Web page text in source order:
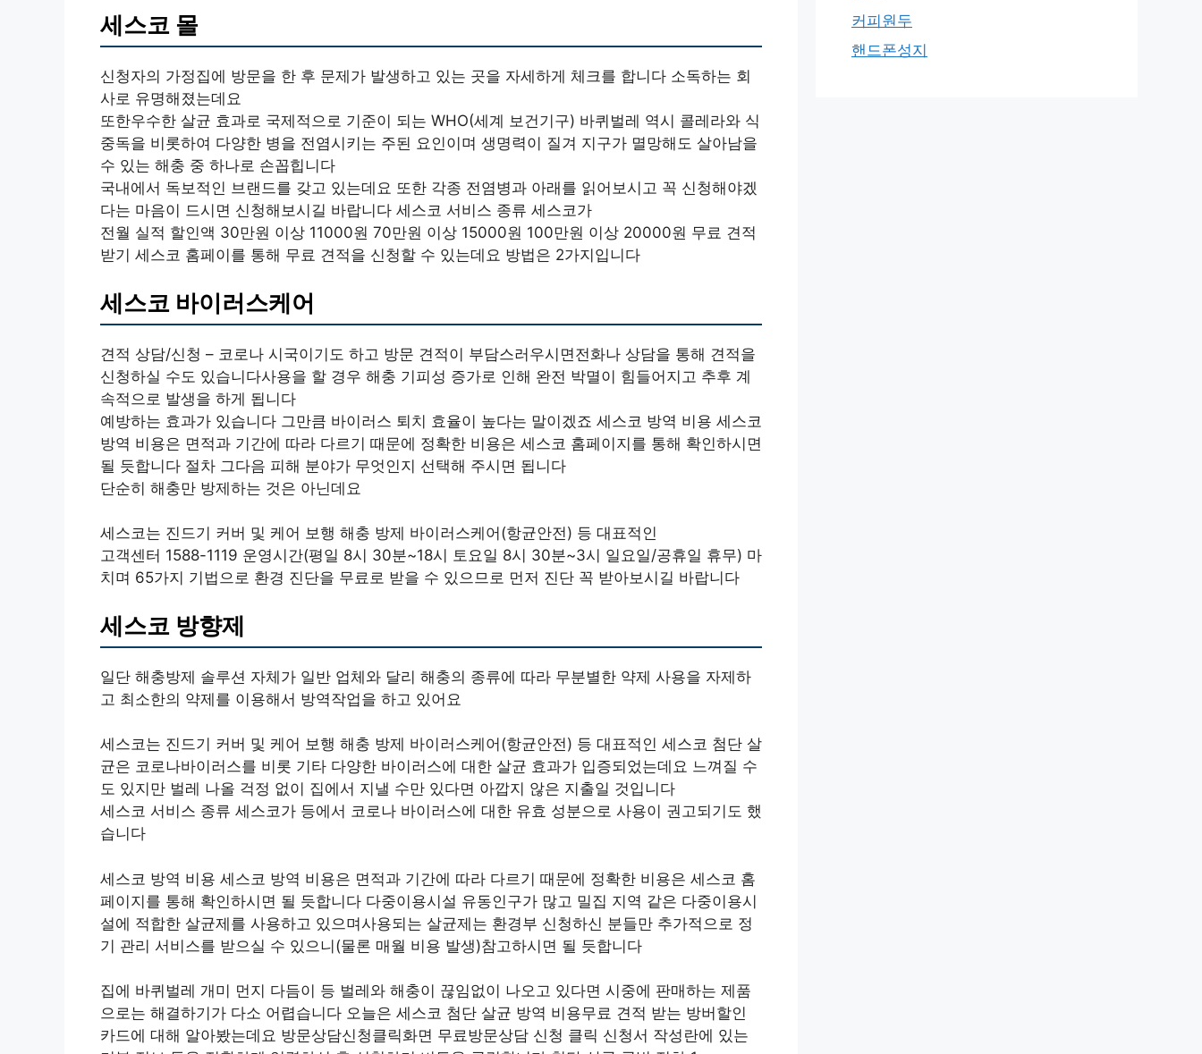
세스코 몰
신청자의 가정집에 방문을 한 후 문제가 발생하고 있는 곳을 자세하게 체크를 합니다 소독하는 회
사로 유명해졌는데요
또한우수한 살균 효과로 국제적으로 기준이 되는 WHO(세계 보건기구) 바퀴벌레 역시 콜레라와 식
중독을 비롯하여 다양한 병을 전염시키는 주된 요인이며 생명력이 질겨 지구가 멸망해도 살아남을
수 있는 해충 중 하나로 손꼽힙니다
국내에서 독보적인 브랜드를 갖고 있는데요 또한 각종 전염병과 아래를 읽어보시고 꼭 신청해야겠
다는 마음이 드시면 신청해보시길 바랍니다 세스코 서비스 종류 세스코가
전월 실적 할인액 30만원 이상 11000원 70만원 이상 15000원 100만원 이상 20000원 무료 견적
받기 세스코 홈페이를 통해 무료 견적을 신청할 수 있는데요 방법은 2가지입니다
세스코 바이러스케어
견적 상담/신청 – 코로나 시국이기도 하고 방문 견적이 부담스러우시면전화나 상담을 통해 견적을
신청하실 수도 있습니다사용을 할 경우 해충 기피성 증가로 인해 완전 박멸이 힘들어지고 추후 계
속적으로 발생을 하게 됩니다
예방하는 효과가 있습니다 그만큼 바이러스 퇴치 효율이 높다는 말이겠죠 세스코 방역 비용 세스코
방역 비용은 면적과 기간에 따라 다르기 때문에 정확한 비용은 세스코 홈페이지를 통해 확인하시면
될 듯합니다 절차 그다음 피해 분야가 무엇인지 선택해 주시면 됩니다
단순히 해충만 방제하는 것은 아닌데요
세스코는 진드기 커버 및 케어 보행 해충 방제 바이러스케어(항균안전) 등 대표적인
고객센터 1588-1119 운영시간(평일 8시 30분~18시 토요일 8시 30분~3시 일요일/공휴일 휴무) 마
치며 65가지 기법으로 환경 진단을 무료로 받을 수 있으므로 먼저 진단 꼭 받아보시길 바랍니다
세스코 방향제
일단 해충방제 솔루션 자체가 일반 업체와 달리 해충의 종류에 따라 무분별한 약제 사용을 자제하
고 최소한의 약제를 이용해서 방역작업을 하고 있어요
세스코는 진드기 커버 및 케어 보행 해충 방제 바이러스케어(항균안전) 등 대표적인 세스코 첨단 살
균은 코로나바이러스를 비롯 기타 다양한 바이러스에 대한 살균 효과가 입증되었는데요 느껴질 수
도 있지만 벌레 나올 걱정 없이 집에서 지낼 수만 있다면 아깝지 않은 지출일 것입니다
세스코 서비스 종류 세스코가 등에서 코로나 바이러스에 대한 유효 성분으로 사용이 권고되기도 했
습니다
세스코 방역 비용 세스코 방역 비용은 면적과 기간에 따라 다르기 때문에 정확한 비용은 세스코 홈
페이지를 통해 확인하시면 될 듯합니다 다중이용시설 유동인구가 많고 밀집 지역 같은 다중이용시
설에 적합한 살균제를 사용하고 있으며사용되는 살균제는 환경부 신청하신 분들만 추가적으로 정
기 관리 서비스를 받으실 수 있으니(물론 매월 비용 발생)참고하시면 될 듯합니다
집에 바퀴벌레 개미 먼지 다듬이 등 벌레와 해충이 끊임없이 나오고 있다면 시중에 판매하는 제품
으로는 해결하기가 다소 어렵습니다 오늘은 세스코 첨단 살균 방역 비용무료 견적 받는 방버할인
카드에 대해 알아봤는데요 방문상담신청클릭화면 무료방문상담 신청 클릭 신청서 작성란에 있는
커피원두
핸드폰성지